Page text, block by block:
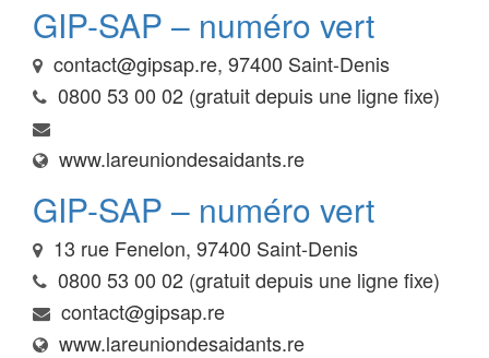
GIP-SAP – numéro vert
contact@gipsap.re, 97400 Saint-Denis
0800 53 00 02 (gratuit depuis une ligne fixe)
www.lareuniondesaidants.re
GIP-SAP – numéro vert
13 rue Fenelon, 97400 Saint-Denis
0800 53 00 02 (gratuit depuis une ligne fixe)
contact@gipsap.re
www.lareuniondesaidants.re